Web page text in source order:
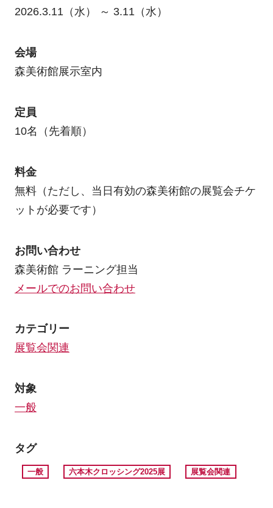
2026.3.11（水） ～ 3.11（水）
会場
森美術館展示室内
定員
10名（先着順）
料金
無料（ただし、当日有効の森美術館の展覧会チケ
ットが必要です）
お問い合わせ
森美術館 ラーニング担当
メールでのお問い合わせ
カテゴリー
展覧会関連
対象
一般
タグ
一般 六本木クロッシング2025展 展覧会関連